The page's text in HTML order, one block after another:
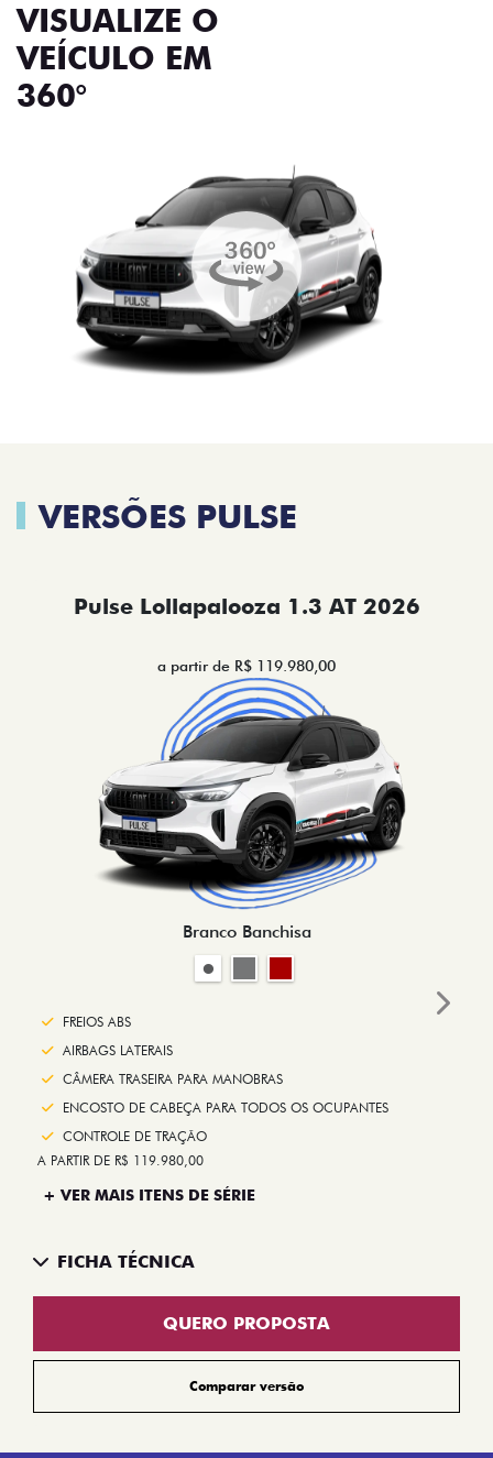
VISUALIZE O
VEÍCULO EM
360°
VERSÕES PULSE
Pulse Lollapalooza 1.3 AT 2026
a partir de R$ 119.980,00
Branco Banchisa
FREIOS ABS
AIRBAGS LATERAIS
CÂMERA TRASEIRA PARA MANOBRAS
ENCOSTO DE CABEÇA PARA TODOS OS OCUPANTES
CONTROLE DE TRAÇÃO
A PARTIR DE R$ 119.980,00
+ VER MAIS ITENS DE SÉRIE
FICHA TÉCNICA
QUERO PROPOSTA
Comparar versão
Next